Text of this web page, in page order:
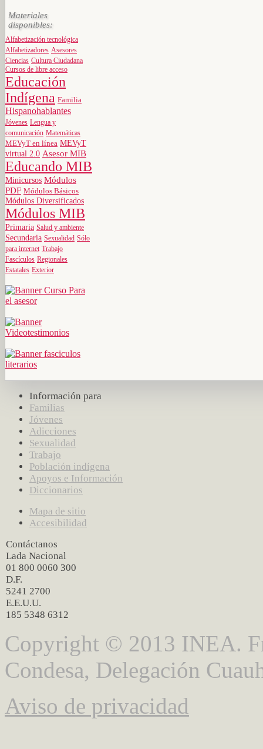
Materiales
disponibles:
Alfabetización tecnológica
Alfabetizadores Asesores
Ciencias Cultura Ciudadana
Cursos de libre acceso
Educación
Indígena Familia
Hispanohablantes
Jóvenes Lengua y
comunicación Matemáticas
MEVyT en línea MEVyT
virtual 2.0 Asesor MIB
Educando MIB
Minicursos Módulos
PDF Módulos Básicos
Módulos Diversificados
Módulos MIB
Primaria Salud y ambiente
Secundaria Sexualidad Sólo
para internet Trabajo
Fascículos Regionales
Estatales Exterior
Información para
Familias
Jóvenes
Adicciones
Sexualidad
Trabajo
Población indígena
Apoyos e Información
Diccionarios
Mapa de sitio
Accesibilidad
Contáctanos
Lada Nacional
01 800 0060 300
D.F.
5241 2700
E.E.U.U.
185 5348 6312
Copyright © 2013 INEA.
Condesa, Delegación
Aviso de privacidad